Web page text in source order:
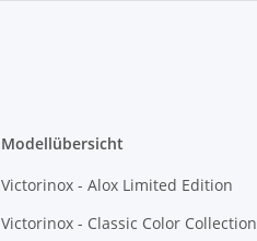
Modellübersicht
Victorinox - Alox Limited Edition
Victorinox - Classic Color Collection